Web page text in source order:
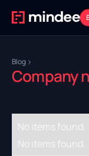
Blog
Company
No items found.
No items found.